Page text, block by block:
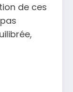
de ces